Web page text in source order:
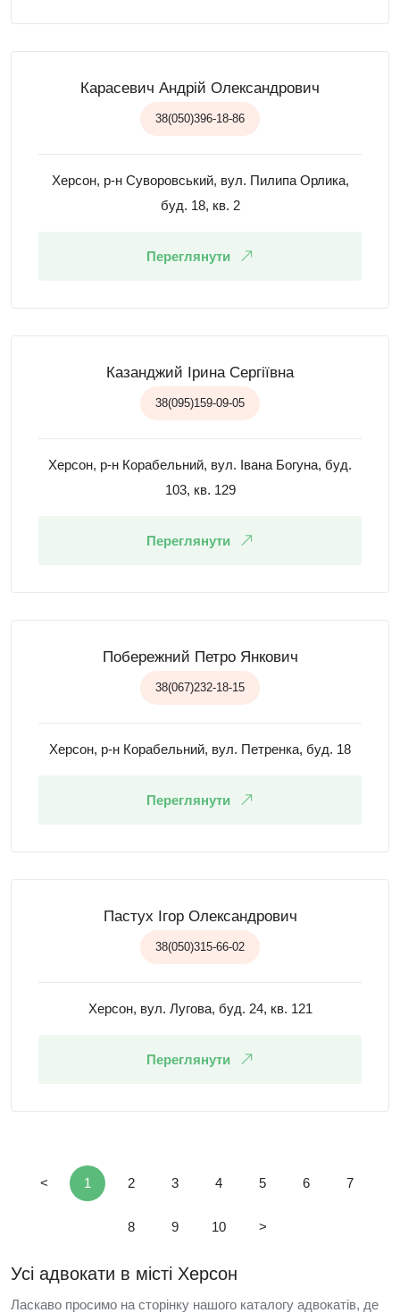
Карасевич Андрій Олександрович
38(050)396-18-86
Херсон, р-н Суворовський, вул. Пилипа Орлика,
буд. 18, кв. 2
Переглянути
Казанджий Ірина Сергіївна
38(095)159-09-05
Херсон, р-н Корабельний, вул. Івана Богуна, буд.
103, кв. 129
Переглянути
Побережний Петро Янкович
38(067)232-18-15
Херсон, р-н Корабельний, вул. Петренка, буд. 18
Переглянути
Пастух Ігор Олександрович
38(050)315-66-02
Херсон, вул. Лугова, буд. 24, кв. 121
Переглянути
< 1 2 3 4 5 6 7
8 9 10 >
Усі адвокати в місті Херсон
Ласкаво просимо на сторінку нашого каталогу адвокатів, де